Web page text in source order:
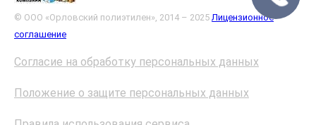
© ООО «Орловский полиэтилен», 2014 – 2025 Лицензионное
соглашение
Согласие на обработку персональных данных
Положение о защите персональных данных